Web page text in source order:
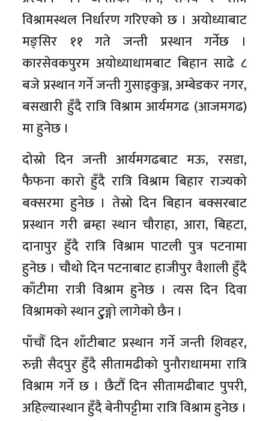
विश्रामस्थल निर्धारण गरिएको छ । अयोध्याबाट
मङ्सिर ११ गते जन्ती प्रस्थान गर्नेछ ।
कारसेवकपुरम अयोध्याधामबाट बिहान साढे ८
बजे प्रस्थान गर्ने जन्ती गुसाइकुञ्ज, अम्बेडकर नगर,
बसखारी हुँदै रात्रि विश्राम आर्यमगढ (आजमगढ)
मा हुनेछ ।
दोस्रो दिन जन्ती आर्यमगढबाट मऊ, रसडा,
फैफना कारो हुँदै रात्रि विश्राम बिहार राज्यको
बक्सरमा हुनेछ । तेस्रो दिन बिहान बक्सरबाट
प्रस्थान गरी ब्रम्हा स्थान चौराहा, आरा, बिहटा,
दानापुर हुँदै रात्रि विश्राम पाटली पुत्र पटनामा
हुनेछ । चौथो दिन पटनाबाट हाजीपुर वैशाली हुँदै
काँटीमा रात्री विश्राम हुनेछ । त्यस दिन दिवा
विश्रामको स्थान टु्ङ्गो लागेको छैन ।
पाँचौँ दिन शाँटीबाट प्रस्थान गर्ने जन्ती शिवहर,
रुन्नी सैदपुर हुँदै सीतामढीको पुनौराधाममा रात्रि
विश्राम गर्ने छ । छैटौँ दिन सीतामढीबाट पुपरी,
अहिल्यास्थान हुँदै बेनीपट्टीमा रात्रि विश्राम हुनेछ ।